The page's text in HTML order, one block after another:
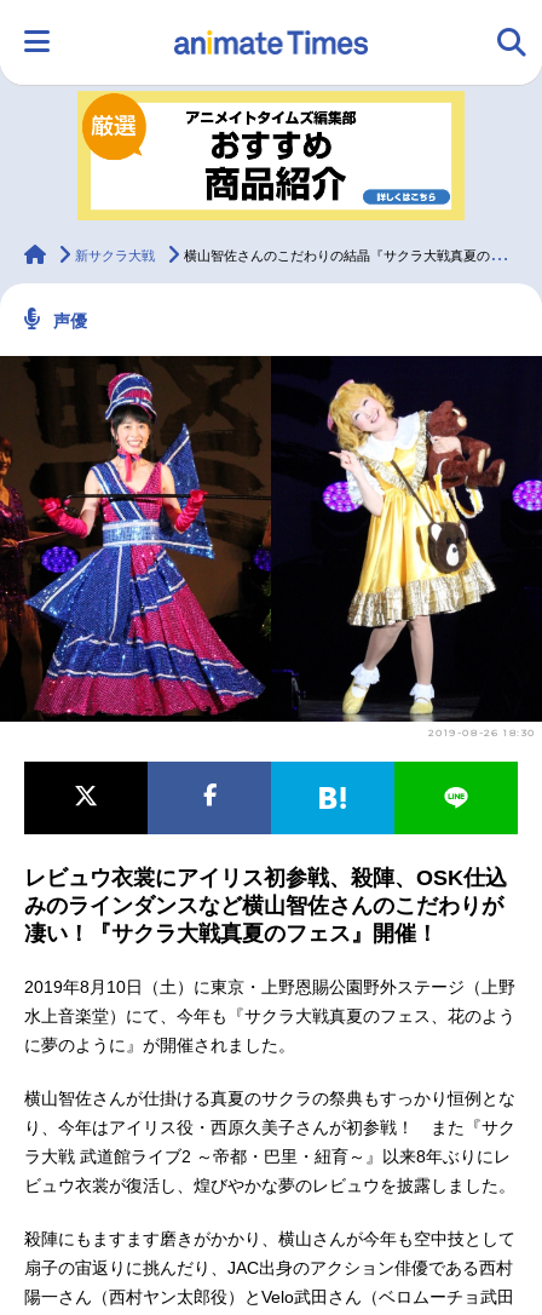
ランキング アニメ
ラジオ みんなの声
2.5次元 配信・Vtuber トレンド 無料マンガ
最新記事一覧
アニメ記事一覧 声優記事一覧
アニメ映画一覧 実写化映画一覧
今期アニメ曜日別一覧
春アニメ 夏アニメ
男性声優/女性声優一覧
animateTimes
新サクラ大戦 横山智佐さんのこだわりの結晶『サクラ大戦真夏のフェス』開催！
声優
2019-08-26 18:30
レビュウ衣裳にアイリス初参戦、殺陣、OSK仕込
みのラインダンスなど横山智佐さんのこだわりが
凄い！『サクラ大戦真夏のフェス』開催！
2019年8月10日（土）に東京・上野恩賜公園野外ステージ（上野
水上音楽堂）にて、今年も『サクラ大戦真夏のフェス、花のよう
に夢のように』が開催されました。
横山智佐さんが仕掛ける真夏のサクラの祭典もすっかり恒例とな
り、今年はアイリス役・西原久美子さんが初参戦！ また『サク
ラ大戦 武道館ライブ2 ～帝都・巴里・紐育～』以来8年ぶりにレ
ビュウ衣裳が復活し、煌びやかな夢のレビュウを披露しました。
殺陣にもますます磨きがかかり、横山さんが今年も空中技として
扇子の宙返りに挑んだり、JAC出身のアクション俳優である西村
陽一さん（西村ヤン太郎役）とVelo武田さん（ベロムーチョ武田